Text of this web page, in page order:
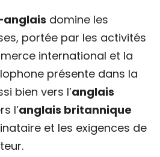
domine les
portée par les activités
international et la
présente dans la
bien vers l’anglais
l’anglais britannique
et les exigences de